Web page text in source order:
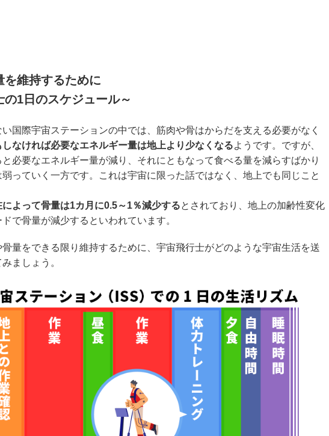
を維持するために
の1日のスケジュール～
国際宇宙ステーションの中では、筋肉や骨はからだを支える必要がなく
しなければ必要なエネルギー量は地上より少なくなるようです。ですが、
必要なエネルギー量が減り、それにともなって食べる量を減らすばかり
っていく一方です。これは宇宙に限った話ではなく、地上でも同じこと
よって骨量は1カ月に0.5～1％減少するとされており、地上の加齢性変化
で骨量が減少するといわれています。
量をできる限り維持するために、宇宙飛行士がどのような宇宙生活を送
ましょう。